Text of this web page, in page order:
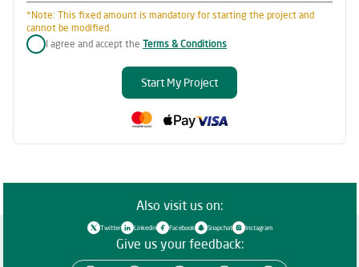
*Note: This fixed amount is mandatory for starting the project and
cannot be modified.
I agree and accept the Terms & Conditions
Start My Project
Also visit us on:
Twitter Linkedin Facebook Snapchat Instagram
Give us your feedback: